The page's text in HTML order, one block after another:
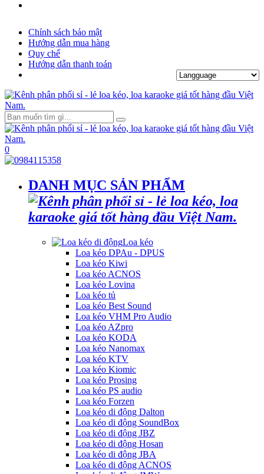
Chính sách bảo mật
Hướng dẫn mua hàng
Quy chế
Hướng dẫn thanh toán
0
DANH MỤC SẢN PHẨM
Loa kéo
Loa kéo DPAu - DPUS
Loa kéo Kiwi
Loa kéo ACNOS
Loa kéo Lovina
Loa kéo tủ
Loa kéo Best Sound
Loa kéo VHM Pro Audio
Loa kéo AZpro
Loa kéo KODA
Loa kéo Nanomax
Loa kéo KTV
Loa kéo Kiomic
Loa kéo Prosing
Loa kéo PS audio
Loa kéo Forzen
Loa kéo di động Dalton
Loa kéo di động SoundBox
Loa kéo di động JBZ
Loa kéo di động Hosan
Loa kéo di động JBA
Loa kéo di động ACNOS